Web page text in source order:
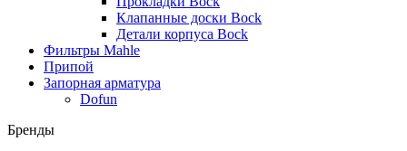
Клапанные доски Bock
Детали корпуса Bock
Фильтры Mahle
Припой
Запорная арматура
Dofun
Бренды